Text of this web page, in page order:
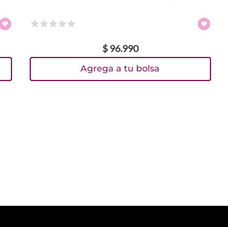
$ 96.990
Agrega a tu bolsa